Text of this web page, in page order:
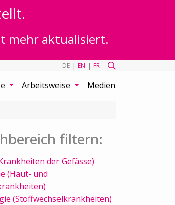
mehr aktualisiert.
DE | EN | FR
Arbeitsweise Medien
filtern:
der Gefässe)
(Haut- und
(Stoffwechselkrankheiten)